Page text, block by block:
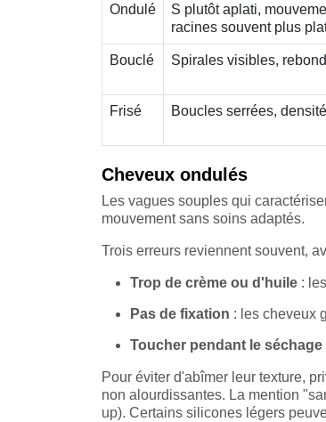
Ondulé
S plutôt aplati,
racines souvent plus
Bouclé Spirales visibles,
Frisé Boucles serrées,
Cheveux ondulés
Les vagues souples qui
mouvement sans soins adaptés.
Trois erreurs reviennent souvent,
Trop de crème ou d'huile :
Pas de fixation : les cheveux
Toucher pendant le séchage
Pour éviter d'abîmer leur texture,
non alourdissantes. La mention
up). Certains silicones légers